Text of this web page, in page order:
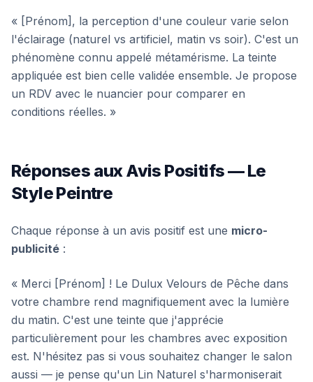
« [Prénom], la perception d'une couleur varie selon
l'éclairage (naturel vs artificiel, matin vs soir). C'est un
phénomène connu appelé métamérisme. La teinte
appliquée est bien celle validée ensemble. Je propose
un RDV avec le nuancier pour comparer en
conditions réelles. »
Réponses aux Avis Positifs — Le
Style Peintre
Chaque réponse à un avis positif est une micro-
publicité :
« Merci [Prénom] ! Le Dulux Velours de Pêche dans
votre chambre rend magnifiquement avec la lumière
du matin. C'est une teinte que j'apprécie
particulièrement pour les chambres avec exposition
est. N'hésitez pas si vous souhaitez changer le salon
aussi — je pense qu'un Lin Naturel s'harmoniserait